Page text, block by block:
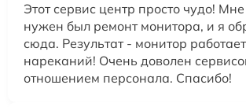
Этот сервис центр просто чудо!
нужен был ремонт монитора, и я
сюда. Результат - монитор
нареканий! Очень доволен
отношением персонала. Спасибо!